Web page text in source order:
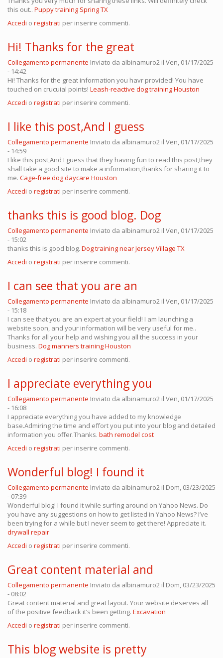
this out.. Puppy training Spring TX
Accedi o registrati per inserire commenti.
Hi! Thanks for the great
Collegamento permanente Inviato da albinamuro2 il Ven, 01/17/2025
- 14:42
Hi! Thanks for the great information you havr provided! You have
touched on crucuial points! Leash-reactive dog training Houston
Accedi o registrati per inserire commenti.
I like this post,And I guess
Collegamento permanente Inviato da albinamuro2 il Ven, 01/17/2025
- 14:59
I like this post,And I guess that they having fun to read this post,they
shall take a good site to make a information,thanks for sharing it to
me. Cage-free dog daycare Houston
Accedi o registrati per inserire commenti.
thanks this is good blog. Dog
Collegamento permanente Inviato da albinamuro2 il Ven, 01/17/2025
- 15:02
thanks this is good blog. Dog training near Jersey Village TX
Accedi o registrati per inserire commenti.
I can see that you are an
Collegamento permanente Inviato da albinamuro2 il Ven, 01/17/2025
- 15:18
I can see that you are an expert at your field! I am launching a
website soon, and your information will be very useful for me..
Thanks for all your help and wishing you all the success in your
business. Dog manners training Houston
Accedi o registrati per inserire commenti.
I appreciate everything you
Collegamento permanente Inviato da albinamuro2 il Ven, 01/17/2025
- 16:08
I appreciate everything you have added to my knowledge
base.Admiring the time and effort you put into your blog and detailed
information you offer.Thanks. bath remodel cost
Accedi o registrati per inserire commenti.
Wonderful blog! I found it
Collegamento permanente Inviato da albinamuro2 il Dom, 03/23/2025
- 07:39
Wonderful blog! I found it while surfing around on Yahoo News. Do
you have any suggestions on how to get listed in Yahoo News? I’ve
been trying for a while but I never seem to get there! Appreciate it.
drywall repair
Accedi o registrati per inserire commenti.
Great content material and
Collegamento permanente Inviato da albinamuro2 il Dom, 03/23/2025
- 08:02
Great content material and great layout. Your website deserves all
of the positive feedback it’s been getting. Excavation
Accedi o registrati per inserire commenti.
This blog website is pretty